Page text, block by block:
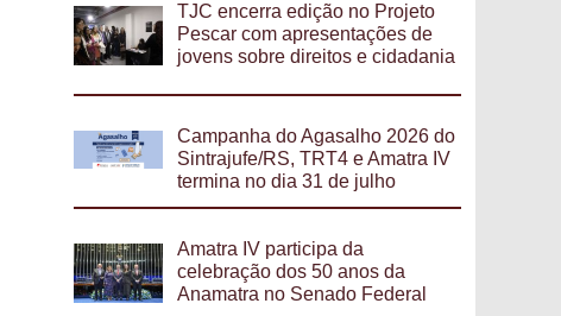
TJC encerra edição no Projeto
Pescar com apresentações de
jovens sobre direitos e cidadania
Campanha do Agasalho 2026 do
Sintrajufe/RS, TRT4 e Amatra IV
termina no dia 31 de julho
Amatra IV participa da
celebração dos 50 anos da
Anamatra no Senado Federal